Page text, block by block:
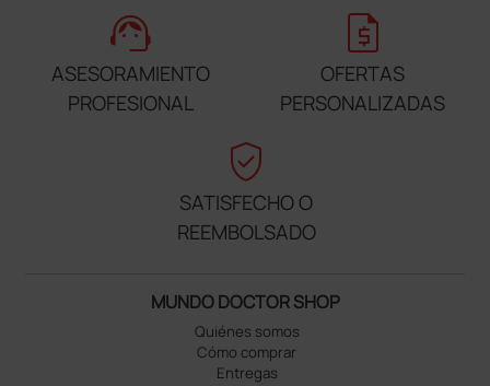
support_agent
ASESORAMIENTO
PROFESIONAL
request_quote
OFERTAS
PERSONALIZADAS
verified_user
SATISFECHO O
REEMBOLSADO
MUNDO DOCTOR SHOP
Quiénes somos
Cómo comprar
Entregas